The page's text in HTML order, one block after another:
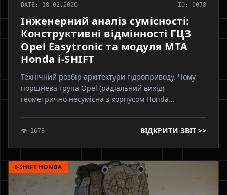
DATE: 18.02.2026 ID: 0078
Інженерний аналіз сумісності:
Конструктивні відмінності ГЦЗ
Opel Easytronic та модуля МТА
Honda i-SHIFT
Технічний розбір архітектури гідроприводу. Чому
поршнева група Opel (радіальний вихід)
геометрично несумісна з корпусом Honda
фізичні причини неможливості адаптації точки
👁 1678 ВІДКРИТИ ЗВІТ >>
I-SHIFT HONDA